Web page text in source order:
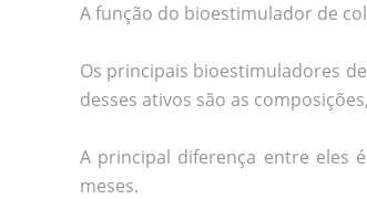
A função do bioestimulador de
Os principais bioestimuladores
desses ativos são as
A principal diferença entre eles
meses.